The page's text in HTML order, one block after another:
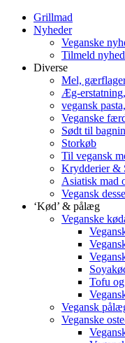
Grillmad
Nyheder
Veganske
Tilmeld
Diverse
Mel,
Æg-
vegansk
Veganske
Sødt til
Storkøb
Til vegansk
Krydderier &
Asiatisk mad
Vegansk
‘Kød’ & pålæg
Veganske
Tofu
Vegansk
Veganske